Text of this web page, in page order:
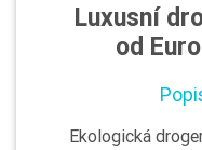
Luxusní
od
Ekologická